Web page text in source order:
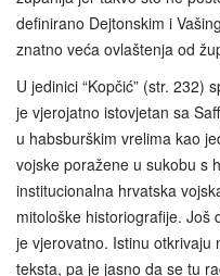
definirano Dejtonskim i
znatno veća ovlaštenja od
U jedinici “Kopčić” (str. 232)
je vjerojatno istovjetan sa
u habsburškim vrelima kao
vojske poražene u sukobu s
institucionalna hrvatska
mitološke historiografije. Još
je vjerovatno. Istinu otkrivaju
teksta, pa je jasno da se tu